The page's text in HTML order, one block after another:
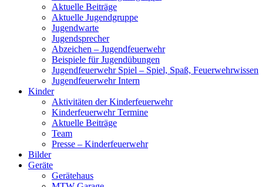
Aktuelle Beiträge
Aktuelle Jugendgruppe
Jugendwarte
Jugendsprecher
Abzeichen – Jugendfeuerwehr
Beispiele für Jugendübungen
Jugendfeuerwehr Spiel – Spiel, Spaß, Feuerwehrwissen
Jugendfeuerwehr Intern
Kinder
Aktivitäten der Kinderfeuerwehr
Kinderfeuerwehr Termine
Aktuelle Beiträge
Team
Presse – Kinderfeuerwehr
Bilder
Geräte
Gerätehaus